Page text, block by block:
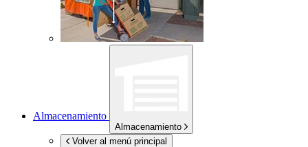
Almacenamiento
Almacenamiento
Volver al menú principal